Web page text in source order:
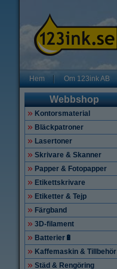
Hem Om 123ink AB
Webbshop
Kontorsmaterial
Bläckpatroner
Lasertoner
Skrivare & Skanner
Papper & Fotopapper
Etikettskrivare
Etiketter & Tejp
Färgband
3D-filament
Batterier🔋
Kaffemaskin & Tillbehör
Städ & Rengöring